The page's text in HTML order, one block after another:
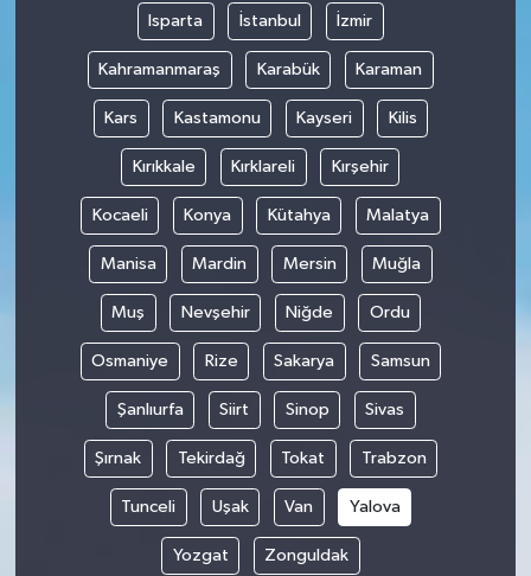
Isparta İstanbul İzmir
Kahramanmaraş Karabük Karaman
Kars Kastamonu Kayseri Kilis
Kırıkkale Kırklareli Kırşehir
Kocaeli Konya Kütahya Malatya
Manisa Mardin Mersin Muğla
Muş Nevşehir Niğde Ordu
Osmaniye Rize Sakarya Samsun
Şanlıurfa Siirt Sinop Sivas
Şırnak Tekirdağ Tokat Trabzon
Tunceli Uşak Van Yalova
Yozgat Zonguldak